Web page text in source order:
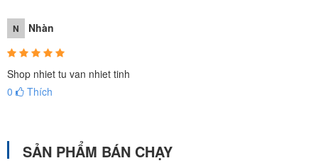
N Nhàn
Shop nhiet tu van nhiet tinh
0
Thích
SẢN PHẨM BÁN CHẠY